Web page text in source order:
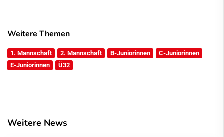
Weitere Themen
1. Mannschaft 2. Mannschaft B-Juniorinnen
C-Juniorinnen
E-Juniorinnen
Ü32
Weitere News